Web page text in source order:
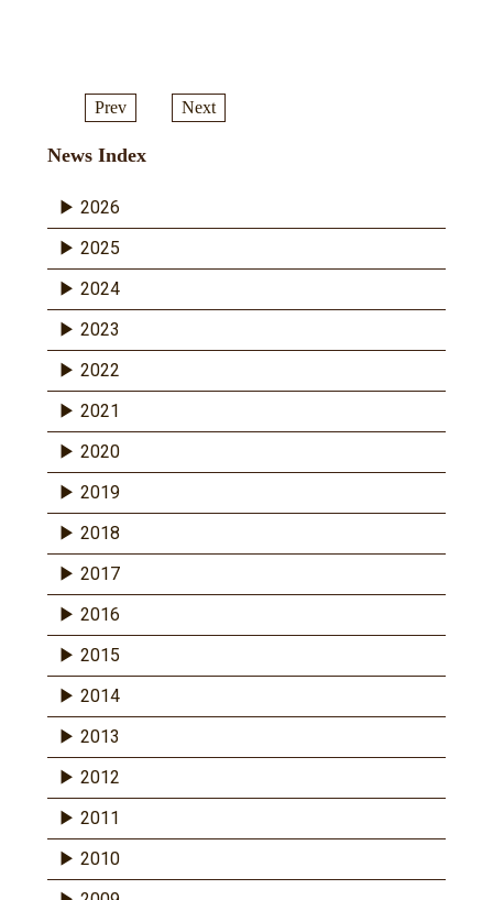
Prev Next
News Index
2026
2025
2024
2023
2022
2021
2020
2019
2018
2017
2016
2015
2014
2013
2012
2011
2010